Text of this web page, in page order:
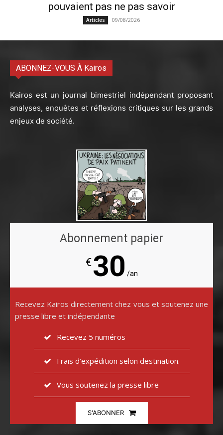
pouvaient pas ne pas savoir
Articles 09/08/2026
ABONNEZ-VOUS À Kairos
Kairos est un journal bimestriel indépendant proposant
analyses, enquêtes et réflexions critiques sur les grands
enjeux de société.
Abonnement papier
€30 /an
Recevez Kairos directement chez vous et soutenez une
presse libre et indépendante
Recevez 5 numéros
Frais d’expédition selon destination.
Vous soutenez la presse libre
S'ABONNER